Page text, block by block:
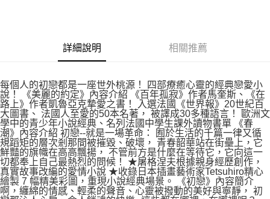
詳細說明 相關推薦
每個人的初戀都是一座世外桃源！ 四部療癒心靈的經典戀愛小
說！ 《美麗的約定》內容介紹 《百年孤寂》作者馬奎斯、《在
路上》作者凱魯亞克摯愛之書！ 入選法國《世界報》20世紀百
大圖書、 法國人至愛的50本名著， 被譯成30多種語言！ 歐洲文
學中的青少年小說經典、名列法國中學生課外讀物書單 《春
潮》內容介紹 初戀--就是一場革命： 囿於生活的千篇一律又循
規蹈矩的層次剎那間被摧毀、破壞， 青春韶華站在街壘上，它
鮮豔的旗幟在高高飄揚， 不管前方是什麼在等待它，它向這一
切都奉上自己最熱烈的問候！ ★屠格涅夫根據親身經歷創作，
真實故事改編的愛情小說 ★收錄日本插畫藝術家Tetsuhiro精心
繪製 7 幅精美彩圖，重現小說經典場景。 《初戀》內容簡介
啊，纏綿的情感、輕柔的聲音、心靈被撥動的美好與寧靜， 初